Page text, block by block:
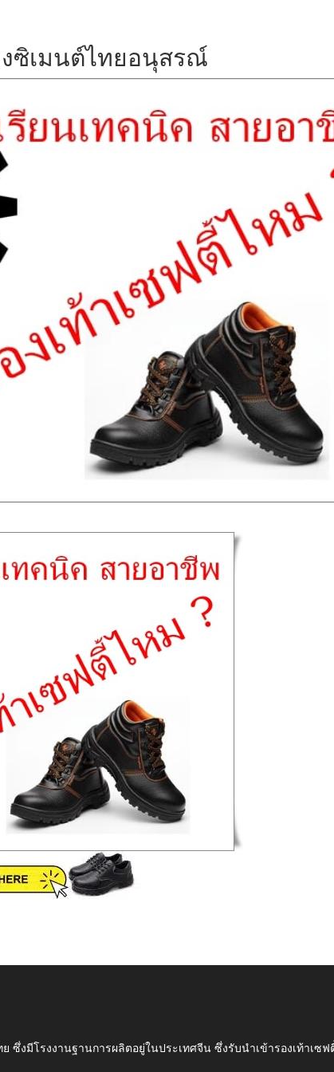
ซิเมนต์ไทยอนุสรณ์
ย ซึ่งมีโรงงานฐานการผลิตอยู่ในประเทศจีน ซึ่งรับนำเข้ารองเท้า